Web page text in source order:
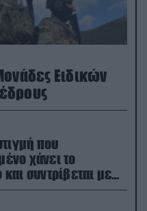
Ειδικών
που
χάνει το
συντρίβεται με
(βίντεο)